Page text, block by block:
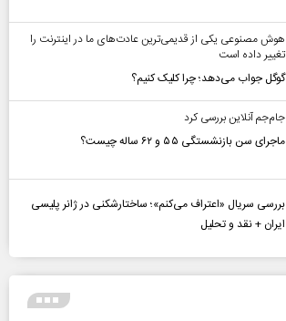
هوش مصنوعی یکی از قدیمی‌ترین عادت‌های ما در اینترنت را
تغییر داده است
گوگل جواب می‌دهد؛ چرا کلیک کنیم؟
جام‌جم آنلاین بررسی کرد
ماجرای سن بازنشستگی ۵۵ و ۶۲ ساله چیست؟
بررسی سریال «اعتراف می‌کنم»؛ ساختارشکنی در ژانر پلیسی
ایران + نقد و تحلیل